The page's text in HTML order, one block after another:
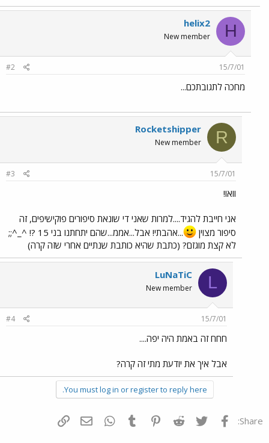
H
helix2
New member
15/7/01
#2
מחכה לתגובתכם...
R
Rocketshipper
New member
15/7/01
#3
וואו!
אני חייבת להגיד....למרות שאני די שונאת סיפורים פוקישיפים, זה
סיפור מצוין
...אהבתי! אבל...אממ...שהם יתחתנו בני 15 ?! ^_^;;
לא קצת מוגזם? (כתבת שהיא כותבת שנתיים אחרי שזה קרה)
L
LuNaTiC
New member
15/7/01
#4
חחח זה באמת היה יפה....
אבל איך את יודעת מתי זה קרה?
You must log in or register to reply here.
Share: פייסבוק Twitter
Reddit
Pinterest
Tumblr
WhatsAppדואר אלקטרוני